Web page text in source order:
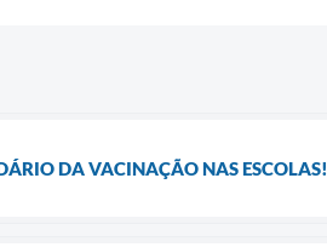
DA VACINAÇÃO NAS ESCOLAS!